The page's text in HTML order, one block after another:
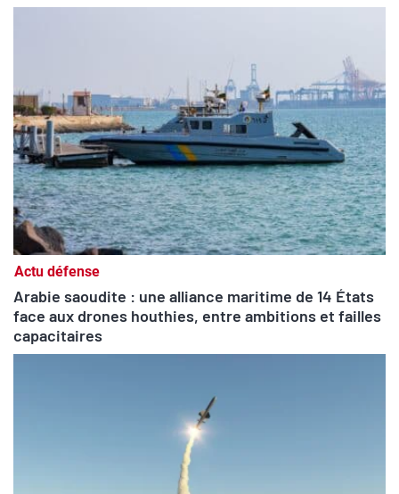
Actu défense
Arabie saoudite : une alliance maritime de 14 États
face aux drones houthies, entre ambitions et failles
capacitaires